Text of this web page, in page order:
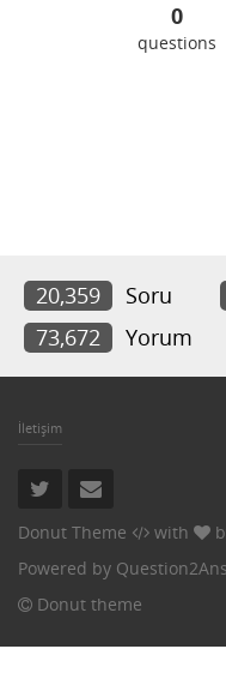
0
questions
20,359 Soru
73,672
Yorum
İletişim
Donut Theme with
Powered by
Donut theme